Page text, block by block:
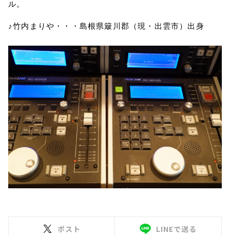
ル。
♪竹内まりや・・・島根県簸川郡（現・出雲市）出身
ポスト LINEで送る